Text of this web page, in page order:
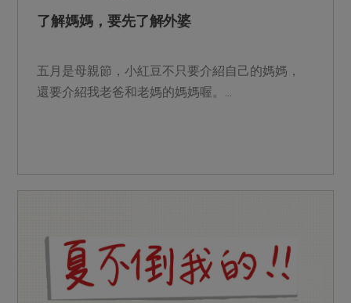
了解媽媽，要先了解外婆
五月是母親節，小紅豆不只要介紹自己的媽媽，
還要介紹我老爸和老媽的媽媽喔。...